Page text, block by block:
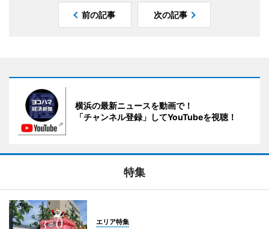
前の記事 次の記事
横浜の最新ニュースを動画で！
「チャンネル登録」してYouTubeを視聴！
特集
エリア特集